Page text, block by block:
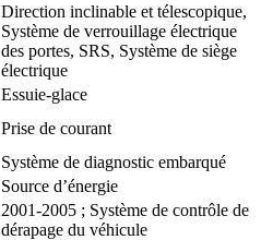
Direction inclinable et télescopique,
Système de verrouillage électrique
des portes, SRS, Système de siège
électrique
Essuie-glace
Prise de courant
Système de diagnostic embarqué
Source d’énergie
2001-2005 ; Système de contrôle de
dérapage du véhicule